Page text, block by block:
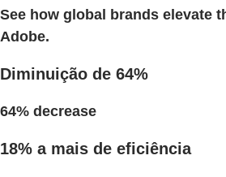
See how global brands elevate
Adobe.
Diminuição de 64%
64% decrease
18% a mais de eficiência